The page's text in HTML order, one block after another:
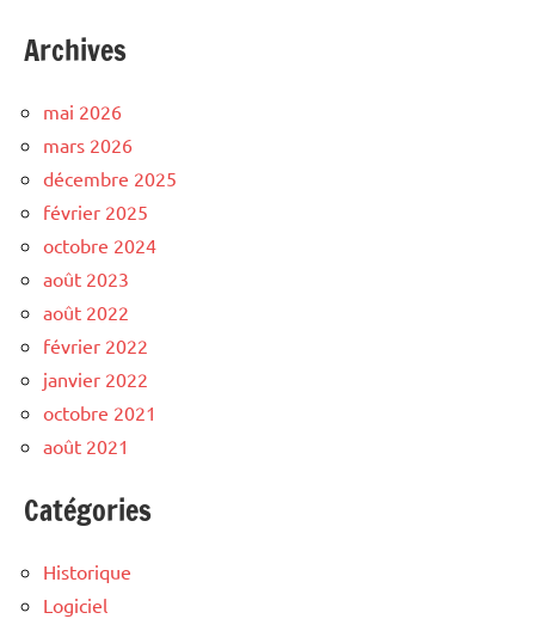
Archives
mai 2026
mars 2026
décembre 2025
février 2025
octobre 2024
août 2023
août 2022
février 2022
janvier 2022
octobre 2021
août 2021
Catégories
Historique
Logiciel